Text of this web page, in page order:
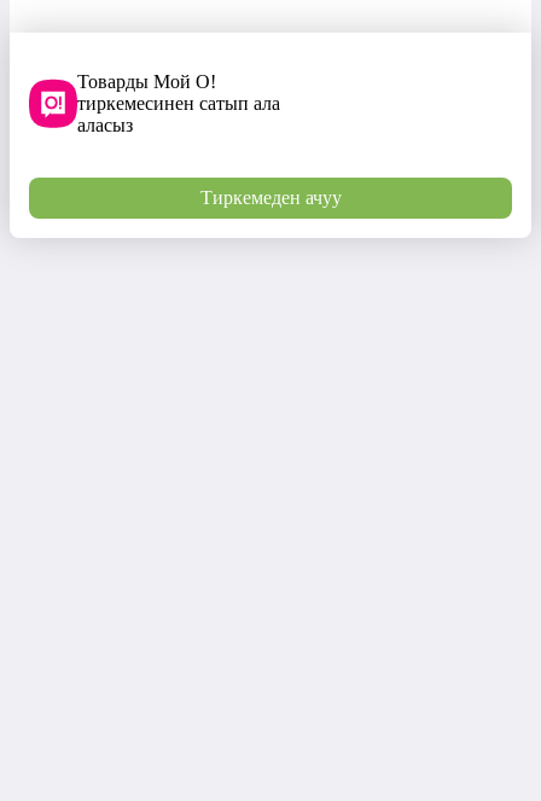
Товарды Мой О!
тиркемесинен сатып ала
аласыз
Тиркемеден ачуу